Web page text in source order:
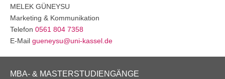
Übersicht
MELEK GÜNEYSU
Marketing & Kommunikation
Telefon 0561 804 7358
E-Mail gueneysu@uni-kassel.de
Footer
MBA- & MASTERSTUDIENGÄNGE